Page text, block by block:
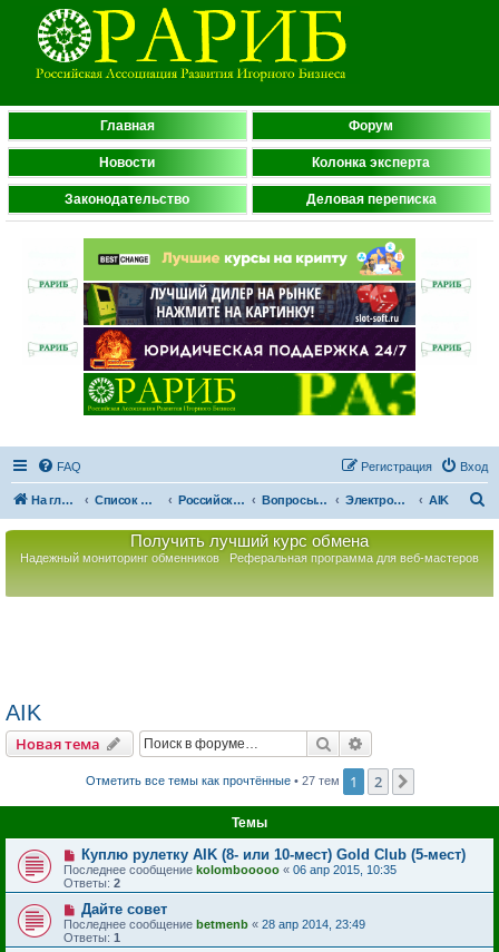
Главная Форум
Новости Колонка эксперта
Законодательство Деловая переписка
FAQ Вход
Регистрация
На главную Список форумов Российская Ассоциация Развития Игорного Бизнеса Вопросы по игорному оборудованию Электронные рулетки AIK
Получить лучший курс обмена
Надежный мониторинг обменников Реферальная программа для веб-мастеров
AIK
Новая тема Поиск
Отметить все темы как прочтённые• 27 тем 1 2
Темы
Куплю рулетку AIK (8- или 10-мест) Gold Club (5-мест)
Последнее сообщение kolombooooo « 06 апр 2015, 10:35
Ответы: 2
Дайте совет
Последнее сообщение betmenb « 28 апр 2014, 23:49
Ответы: 1